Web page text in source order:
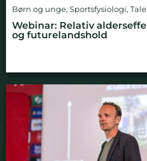
Børn og unge, Sportsfysiologi,
Webinar: Relativ
og futurelandshold